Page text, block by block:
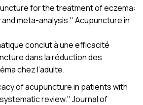
for the treatment of eczema:
meta-analysis." Acupuncture in
conclut à une efficacité
dans la réduction des
chez l’adulte.
of acupuncture in patients with
review." Journal of